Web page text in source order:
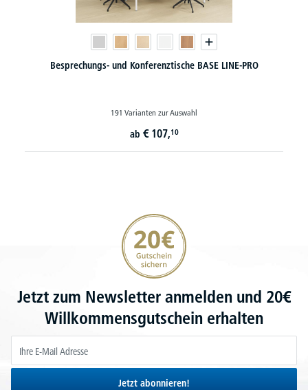
Besprechungs- und Konferenztische BASE LINE-PRO
191 Varianten zur Auswahl
ab € 107,10
20€ Gutschein sichern
Jetzt zum Newsletter anmelden und 20€
Willkommensgutschein erhalten
Jetzt abonnieren!